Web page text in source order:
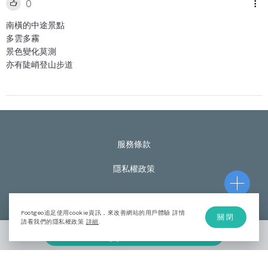
0
南橫的中途景點
多雲多霧
景色變化莫測
亦有陡峭登山步道
服務條款
隱私權政策
© Footgeo Copyright 2020
Footgeo追足使用cookie資訊，來改善網站的用戶體驗 詳情
請看我們的隱私權政策 詳細
關閉